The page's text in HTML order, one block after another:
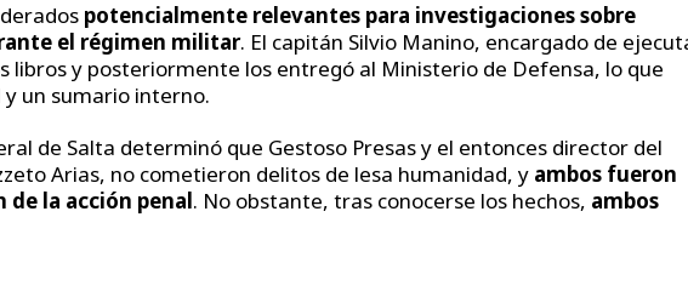
potencialmente relevantes para investigaciones sobre
el régimen militar. El capitán Silvio Manino, encargado de
libros y posteriormente los entregó al Ministerio de Defensa, lo que
un sumario interno.
de Salta determinó que Gestoso Presas y el entonces director del
Arias, no cometieron delitos de lesa humanidad, y ambos fueron
de la acción penal. No obstante, tras conocerse los hechos, ambos